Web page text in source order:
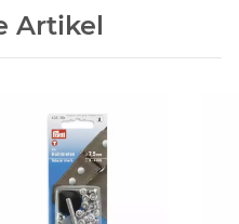
Artikel